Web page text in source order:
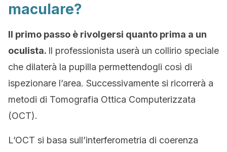
maculare?
Il primo passo è rivolgersi quanto prima a un
oculista. Il professionista userà un collirio speciale
che dilaterà la pupilla permettendogli così di
ispezionare l’area. Successivamente si ricorrerà a
metodi di Tomografia Ottica Computerizzata
(OCT).
L’OCT si basa sull’interferometria di coerenza